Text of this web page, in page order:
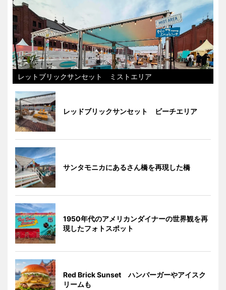
レットブリックサンセット ミストエリア
レッドブリックサンセット ビーチエリア
サンタモニカにあるさん橋を再現した橋
1950年代のアメリカンダイナーの世界観を再
現したフォトスポット
Red Brick Sunset ハンバーガーやアイスク
リームも